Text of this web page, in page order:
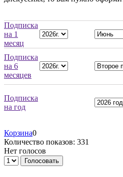
Подписка
на 1
месяц
Подписка
на 6
месяцев
Подписка
на год
Корзина0
Количество показов: 331
Нет голосов
Голосовать